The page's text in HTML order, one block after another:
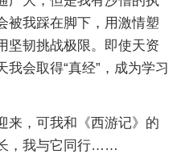
被我踩在脚下，用激情塑
坚韧挑战极限。即使天资
会取得“真经”，成为学习
来，可我和《西游记》的
，我与它同行……